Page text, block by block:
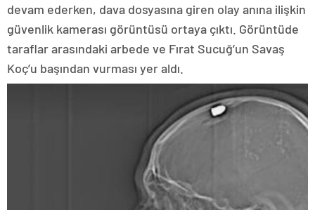
devam ederken, dava dosyasına giren olay anına ilişkin
güvenlik kamerası görüntüsü ortaya çıktı. Görüntüde
taraflar arasındaki arbede ve Fırat Sucuğ’un Savaş
Koç’u başından vurması yer aldı.